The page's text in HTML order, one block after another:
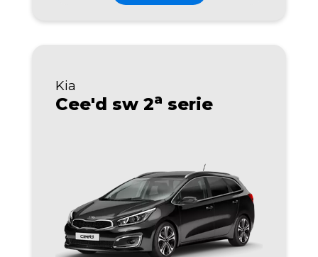
Kia
Cee'd sw 2a serie